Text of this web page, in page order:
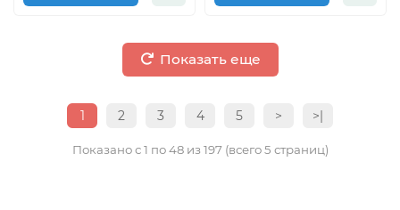
Показать еще
1 2 3 4 5 > >|
Показано с 1 по 48 из 197 (всего 5 страниц)